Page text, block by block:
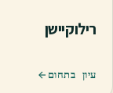
רילוקיישן
עיון בתחום